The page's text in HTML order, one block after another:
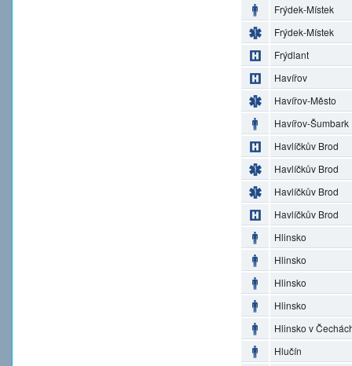
Frýdek-Místek
Frýdek-Místek
Frýdlant
Havířov
Havířov-Město
Havířov-Šumbark
Havlíčkův Brod
Havlíčkův Brod
Havlíčkův Brod
Havlíčkův Brod
Hlinsko
Hlinsko
Hlinsko
Hlinsko
Hlinsko v
Hlučín